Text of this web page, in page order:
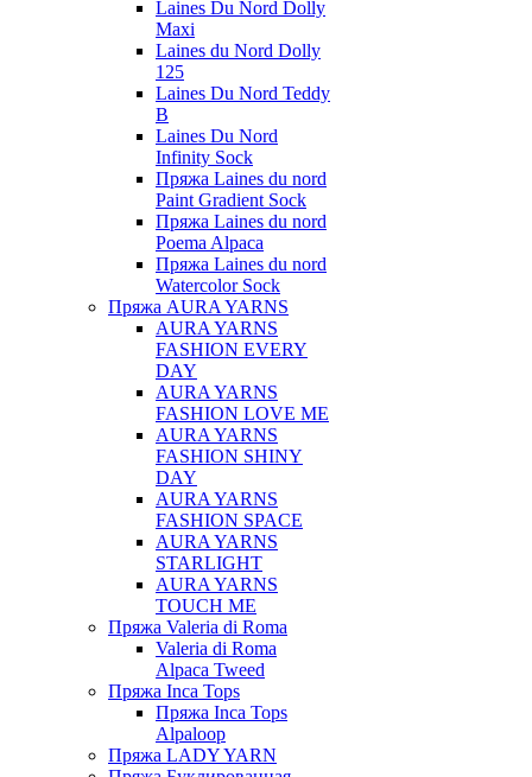
Laines Du Nord Dolly
Maxi
Laines du Nord Dolly
125
Laines Du Nord Teddy
B
Laines Du Nord
Infinity Sock
Пряжа Laines du nord
Paint Gradient Sock
Пряжа Laines du nord
Poema Alpaca
Пряжа Laines du nord
Watercolor Sock
Пряжа AURA YARNS
AURA YARNS
FASHION EVERY
DAY
AURA YARNS
FASHION LOVE ME
AURA YARNS
FASHION SHINY
DAY
AURA YARNS
FASHION SPACE
AURA YARNS
STARLIGHT
AURA YARNS
TOUCH ME
Пряжа Valeria di Roma
Valeria di Roma
Alpaca Tweed
Пряжа Inca Tops
Пряжа Inca Tops
Alpaloop
Пряжа LADY YARN